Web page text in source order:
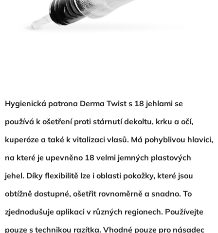
Hygienická patrona Derma Twist s 18 jehlami se
používá k ošetření proti stárnutí dekoltu, krku a očí,
kuperóze a také k vitalizaci vlasů. Má pohyblivou hlavici,
na které je upevněno 18 velmi jemných plastových
jehel. Díky flexibilitě lze i oblasti pokožky, které jsou
obtížně dostupné, ošetřit rovnoměrně a snadno. To
zjednodušuje aplikaci v různých regionech. Používejte
pouze s technikou razítka. Vhodné pouze pro násadec